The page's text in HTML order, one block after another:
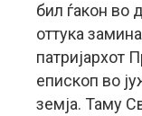
бил ѓакон
оттука
патријархот
епископ во
земја. Таму